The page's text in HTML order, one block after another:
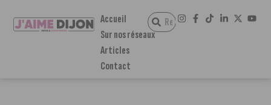
Accueil
Sur nos réseaux
Articles
Contact